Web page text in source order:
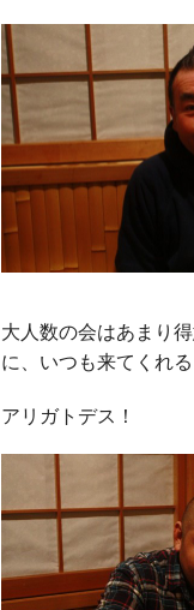
大人数の会はあまり
に、いつも来てくれ
アリガトデス！